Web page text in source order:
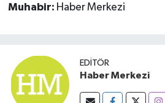
Muhabir: Haber Merkezi
EDITÖR
Haber Merkezi